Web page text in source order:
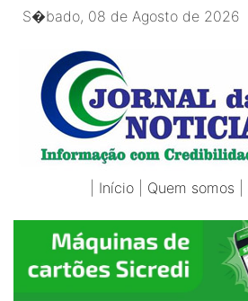
S�bado, 08 de Agosto de 2026
Início Quem somos